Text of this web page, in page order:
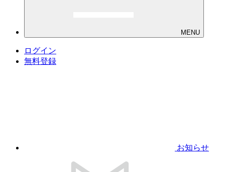
MENU
ログイン
無料登録
お知らせ